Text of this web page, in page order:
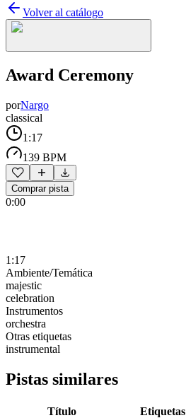
Volver al catálogo
Award Ceremony
porNargo
classical
1:17
139 BPM
Comprar pista
0:00
1:17
Ambiente/Temática
majestic
celebration
Instrumentos
orchestra
Otras etiquetas
instrumental
Pistas similares
Título Etiquetas